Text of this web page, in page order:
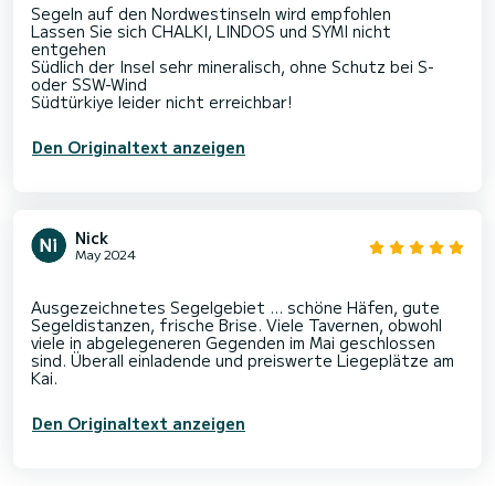
Segeln auf den Nordwestinseln wird empfohlen
Lassen Sie sich CHALKI, LINDOS und SYMI nicht
entgehen
Südlich der Insel sehr mineralisch, ohne Schutz bei S-
oder SSW-Wind
Den Originaltext anzeigen
Nick
May 2024
Ausgezeichnetes Segelgebiet … schöne Häfen, gute
Segeldistanzen, frische Brise. Viele Tavernen, obwohl
viele in abgelegeneren Gegenden im Mai geschlossen
sind. Überall einladende und preiswerte Liegeplätze am
Den Originaltext anzeigen